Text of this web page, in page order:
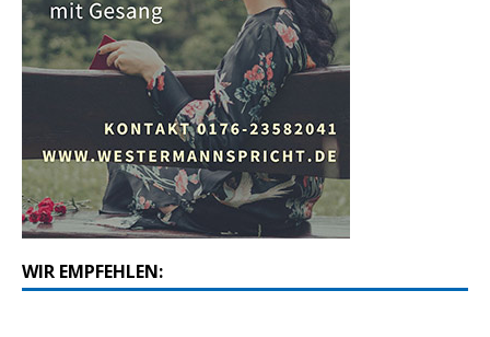
WIR EMPFEHLEN: